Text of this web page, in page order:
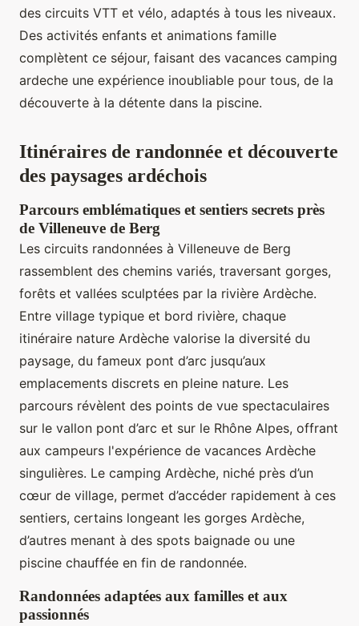
des circuits VTT et vélo, adaptés à tous les niveaux.
Des activités enfants et animations famille
complètent ce séjour, faisant des vacances camping
ardeche une expérience inoubliable pour tous, de la
découverte à la détente dans la piscine.
Itinéraires de randonnée et découverte
des paysages ardéchois
Parcours emblématiques et sentiers secrets près
de Villeneuve de Berg
Les circuits randonnées à Villeneuve de Berg
rassemblent des chemins variés, traversant gorges,
forêts et vallées sculptées par la rivière Ardèche.
Entre village typique et bord rivière, chaque
itinéraire nature Ardèche valorise la diversité du
paysage, du fameux pont d’arc jusqu’aux
emplacements discrets en pleine nature. Les
parcours révèlent des points de vue spectaculaires
sur le vallon pont d’arc et sur le Rhône Alpes, offrant
aux campeurs l'expérience de vacances Ardèche
singulières. Le camping Ardèche, niché près d’un
cœur de village, permet d’accéder rapidement à ces
sentiers, certains longeant les gorges Ardèche,
d’autres menant à des spots baignade ou une
piscine chauffée en fin de randonnée.
Randonnées adaptées aux familles et aux
passionnés